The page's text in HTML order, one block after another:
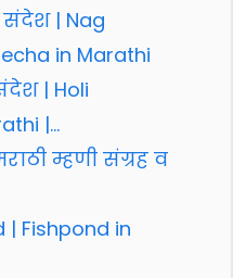
| Nag
in Marathi
| Holi
|…
म्हणी संग्रह व
| Fishpond in